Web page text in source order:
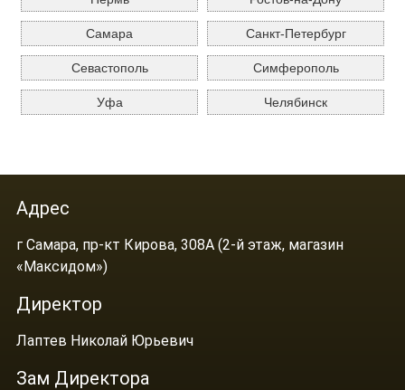
Самара Санкт-Петербург
Севастополь Симферополь
Уфа Челябинск
Адрес
г Самара, пр-кт Кирова, 308А (2-й этаж, магазин
«Максидом»)
Директор
Лаптев Николай Юрьевич
Зам Директора